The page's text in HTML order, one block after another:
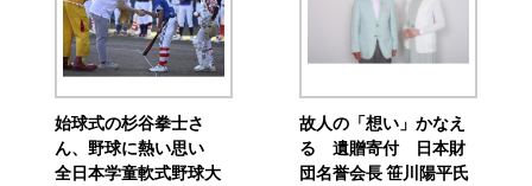
始球式の杉谷拳士さ
ん、野球に熱い思い
全日本学童軟式野球大
故人の「想い」かなえ
る 遺贈寄付 日本財
団名誉会長 笹川陽平氏